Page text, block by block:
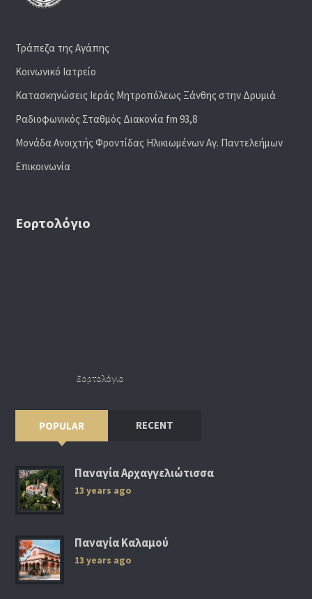
Τράπεζα της Αγάπης
Κοινωνικό Ιατρείο
Κατασκηνώσεις Ιεράς Μητροπόλεως Ξάνθης στην Δρυμιά
Ραδιoφωνικός Σταθμός Διακονία fm 93,8
Μονάδα Ανοιχτής Φροντίδας Ηλικιωμένων Αγ. Παντελεήμων
Επικοινωνία
Εορτολόγιο
Εορτολόγιο
POPULAR RECENT
Παναγία Αρχαγγελιώτισσα
13 years ago
Παναγία Καλαμού
13 years ago